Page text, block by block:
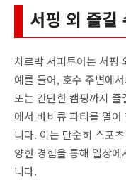
서핑 외 즐길
차르박 서피투어는 서핑
예를 들어, 호수 주변에
또는 간단한 캠핑까지
에서 바비큐 파티를 열
니다. 이는 단순히 스포
양한 경험을 통해 일상
니다.